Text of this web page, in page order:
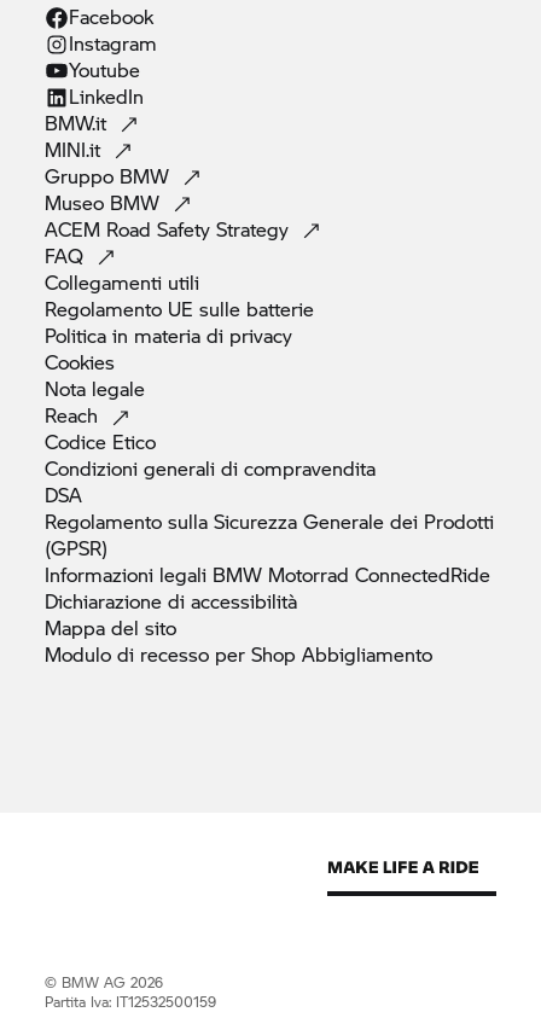
Facebook
Instagram
Youtube
LinkedIn
BMW.it
MINI.it
Gruppo BMW
Museo BMW
ACEM Road SafetyStrategy
FAQ
Collegamenti utili
Regolamento UE sulle batterie
Politica in materia di privacy
Cookies
Nota legale
Reach
Codice Etico
Condizioni generali dicompravendita
DSA
Regolamento sulla Sicurezza Generale dei Prodotti
(GPSR)
Informazioni legali BMW Motorrad ConnectedRide
Dichiarazione diaccessibilità
Mappa delsito
Modulo di recesso per ShopAbbigliamento
© BMW AG 2026
Partita Iva: IT12532500159